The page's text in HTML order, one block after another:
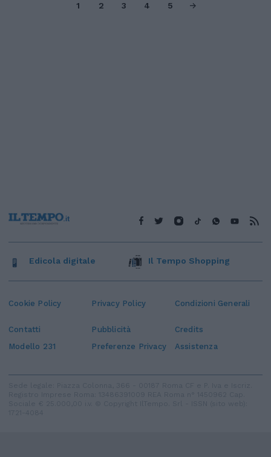
1 2 3 4 5
Cookie Policy Privacy Policy Condizioni Generali
Contatti Pubblicità
Credits
Modello 231
Preferenze Privacy Assistenza
Edicola digitale Il Tempo Shopping